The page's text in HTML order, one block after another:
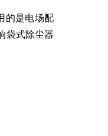
的是电场配
袋式除尘器